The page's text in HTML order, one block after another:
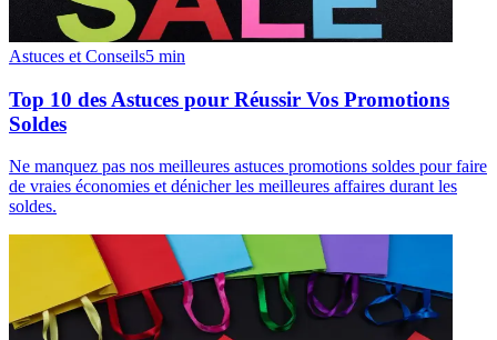
Astuces et Conseils5 min
Top 10 des Astuces pour Réussir Vos Promotions
Soldes
Ne manquez pas nos meilleures astuces promotions soldes pour faire
de vraies économies et dénicher les meilleures affaires durant les
soldes.